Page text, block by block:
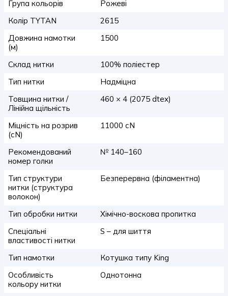
Група кольорів
Рожеві
Колір TYTAN
2615
Довжина намотки
(м)
1500
Склад нитки
100% поліестер
Тип нитки
Надміцна
Товщина нитки /
Лінійна щільність
460 × 4 (2075 dtex)
Міцність на розрив
(сN)
11000 сN
Рекомендований
номер голки
№ 140–160
Тип структури
нитки (структура
волокон)
Безперервна (філаментна)
Тип обробки нитки
Хімічно-воскова пропитка
Спеціальні
властивості нитки
S – для шиття
Тип намотки
Котушка типу King
Особливість
кольору нитки
Однотонна